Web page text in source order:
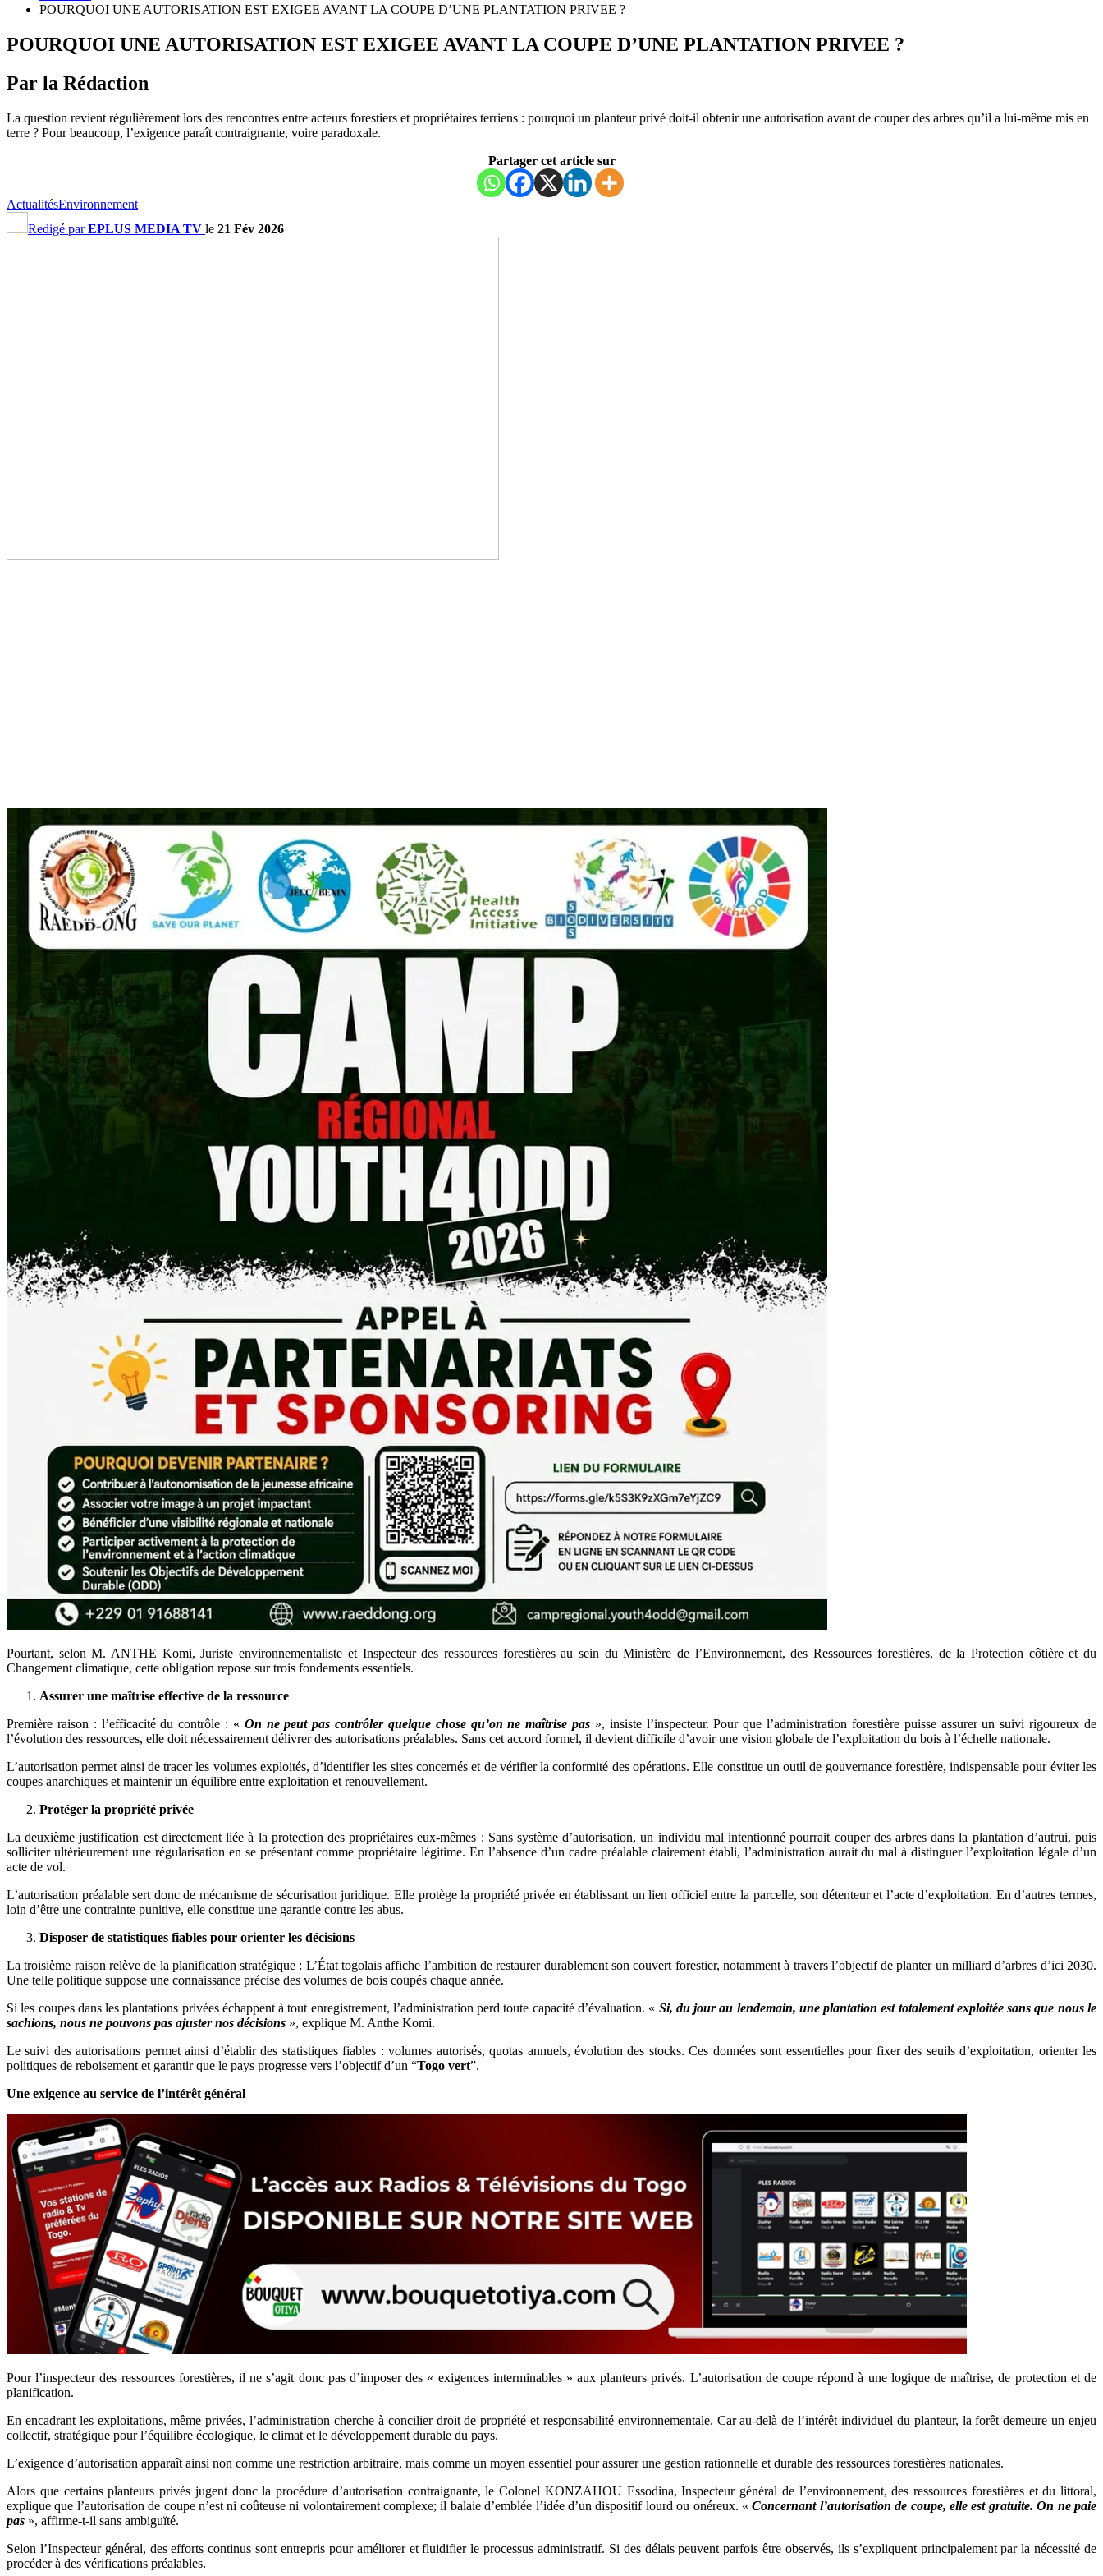
POURQUOI UNE AUTORISATION EST EXIGEE AVANT LA COUPE D’UNE PLANTATION PRIVEE ?
POURQUOI UNE AUTORISATION EST EXIGEE AVANT LA COUPE D’UNE PLANTATION PRIVEE ?
Par la Rédaction
La question revient régulièrement lors des rencontres entre acteurs forestiers et propriétaires terriens : pourquoi un planteur privé doit-il obtenir une autorisation avant de couper des arbres qu’il a lui-même mis en
terre ? Pour beaucoup, l’exigence paraît contraignante, voire paradoxale.
Partager cet article sur
ActualitésEnvironnement
Redigé parEPLUS MEDIA TV le 21 Fév 2026
Pourtant, selon M. ANTHE Komi, Juriste environnementaliste et Inspecteur des ressources forestières au sein du Ministère de l’Environnement, des Ressources forestières, de la Protection côtière et du
Changement climatique, cette obligation repose sur trois fondements essentiels.
Assurer une maîtrise effective de la ressource
Première raison : l’efficacité du contrôle : « On ne peut pas contrôler quelque chose qu’on ne maîtrise pas », insiste l’inspecteur. Pour que l’administration forestière puisse assurer un suivi rigoureux de
l’évolution des ressources, elle doit nécessairement délivrer des autorisations préalables. Sans cet accord formel, il devient difficile d’avoir une vision globale de l’exploitation du bois à l’échelle nationale.
L’autorisation permet ainsi de tracer les volumes exploités, d’identifier les sites concernés et de vérifier la conformité des opérations. Elle constitue un outil de gouvernance forestière, indispensable pour éviter les
coupes anarchiques et maintenir un équilibre entre exploitation et renouvellement.
Protéger la propriété privée
La deuxième justification est directement liée à la protection des propriétaires eux-mêmes : Sans système d’autorisation, un individu mal intentionné pourrait couper des arbres dans la plantation d’autrui, puis
solliciter ultérieurement une régularisation en se présentant comme propriétaire légitime. En l’absence d’un cadre préalable clairement établi, l’administration aurait du mal à distinguer l’exploitation légale d’un
acte de vol.
L’autorisation préalable sert donc de mécanisme de sécurisation juridique. Elle protège la propriété privée en établissant un lien officiel entre la parcelle, son détenteur et l’acte d’exploitation. En d’autres termes,
loin d’être une contrainte punitive, elle constitue une garantie contre les abus.
Disposer de statistiques fiables pour orienter les décisions
La troisième raison relève de la planification stratégique : L’État togolais affiche l’ambition de restaurer durablement son couvert forestier, notamment à travers l’objectif de planter un milliard d’arbres d’ici 2030.
Une telle politique suppose une connaissance précise des volumes de bois coupés chaque année.
Si les coupes dans les plantations privées échappent à tout enregistrement, l’administration perd toute capacité d’évaluation. « Si, du jour au lendemain, une plantation est totalement exploitée sans que nous le
sachions, nous ne pouvons pas ajuster nos décisions », explique M. Anthe Komi.
Le suivi des autorisations permet ainsi d’établir des statistiques fiables : volumes autorisés, quotas annuels, évolution des stocks. Ces données sont essentielles pour fixer des seuils d’exploitation, orienter les
politiques de reboisement et garantir que le pays progresse vers l’objectif d’un “Togo vert”.
Une exigence au service de l’intérêt général
Pour l’inspecteur des ressources forestières, il ne s’agit donc pas d’imposer des « exigences interminables » aux planteurs privés. L’autorisation de coupe répond à une logique de maîtrise, de protection et de
planification.
En encadrant les exploitations, même privées, l’administration cherche à concilier droit de propriété et responsabilité environnementale. Car au-delà de l’intérêt individuel du planteur, la forêt demeure un enjeu
collectif, stratégique pour l’équilibre écologique, le climat et le développement durable du pays.
L’exigence d’autorisation apparaît ainsi non comme une restriction arbitraire, mais comme un moyen essentiel pour assurer une gestion rationnelle et durable des ressources forestières nationales.
Alors que certains planteurs privés jugent donc la procédure d’autorisation contraignante, le Colonel KONZAHOU Essodina, Inspecteur général de l’environnement, des ressources forestières et du littoral,
explique que l’autorisation de coupe n’est ni coûteuse ni volontairement complexe; il balaie d’emblée l’idée d’un dispositif lourd ou onéreux. «Concernant l’autorisation de coupe, elle est gratuite. On ne paie
pas », affirme-t-il sans ambiguïté.
Selon l’Inspecteur général, des efforts continus sont entrepris pour améliorer et fluidifier le processus administratif. Si des délais peuvent parfois être observés, ils s’expliquent principalement par la nécessité de
procéder à des vérifications préalables.